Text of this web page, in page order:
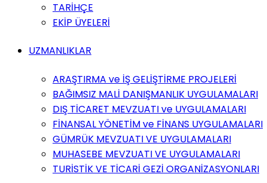
TARİHÇE
EKİP ÜYELERİ
UZMANLIKLAR
ARAŞTIRMA ve İŞ GELİŞTİRME PROJELERİ
BAĞIMSIZ MALİ DANIŞMANLIK UYGULAMALARI
DIŞ TİCARET MEVZUATI ve UYGULAMALARI
FİNANSAL YÖNETİM ve FİNANS UYGULAMALARI
GÜMRÜK MEVZUATI VE UYGULAMALARI
MUHASEBE MEVZUATI VE UYGULAMALARI
TURİSTİK VE TİCARİ GEZİ ORGANİZASYONLARI